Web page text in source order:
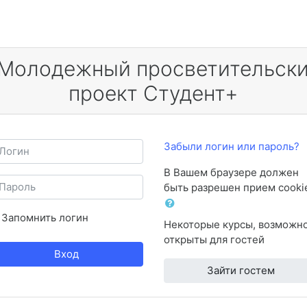
Запомнить логин
Вход
Забыли логин или пароль?
В Вашем браузере должен
быть разрешен прием
Некоторые курсы,
открыты для гостей
Зайти гостем